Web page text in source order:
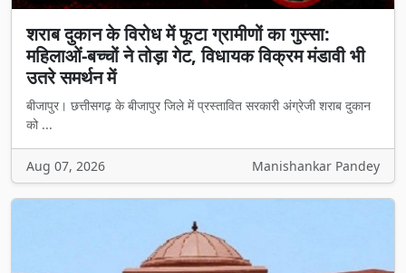
शराब दुकान के विरोध में फूटा ग्रामीणों का गुस्सा:
महिलाओं-बच्चों ने तोड़ा गेट, विधायक विक्रम मंडावी भी
उतरे समर्थन में
बीजापुर। छत्तीसगढ़ के बीजापुर जिले में प्रस्तावित सरकारी अंग्रेजी शराब दुकान
को ...
Aug 07, 2026 Manishankar Pandey